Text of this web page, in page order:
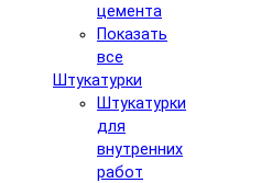
цемента
Показать
все
Штукатурки
Штукатурки
для
внутренних
работ